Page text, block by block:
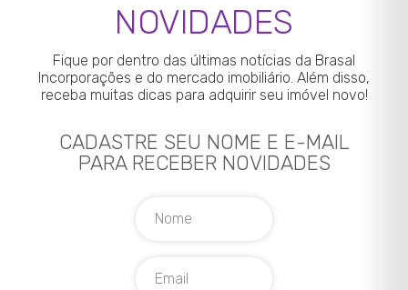
NOVIDADES
Fique por dentro das últimas notícias da Brasal
Incorporações e do mercado imobiliário. Além disso,
receba muitas dicas para adquirir seu imóvel novo!
CADASTRE SEU NOME E E-MAIL
PARA RECEBER NOVIDADES